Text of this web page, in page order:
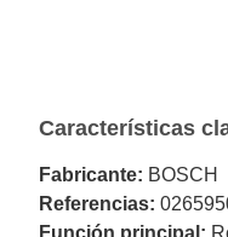
Características
Fabricante: BOSCH
Referencias:
Función principal: